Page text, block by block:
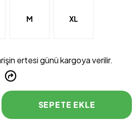
M XL
ertesi günü kargoya verilir.
SEPETE EKLE